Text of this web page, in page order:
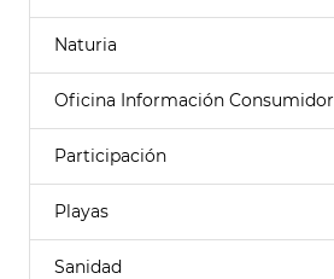
Naturia
Oficina Información Consumidor
Participación
Playas
Sanidad